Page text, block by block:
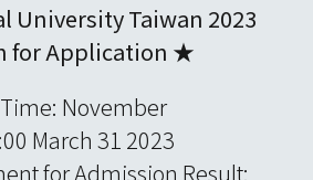
University Taiwan 2023
for Application ★
November
March 31 2023
for Admission Result: